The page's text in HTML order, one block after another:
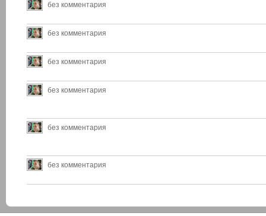
без комментария
без комментария
без комментария
без комментария
без комментария
без комментария